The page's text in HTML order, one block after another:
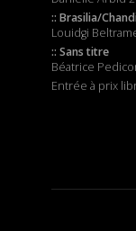
:: Brasilia/
Louidgi
:: Sans titre
Béatrice
Entrée à prix